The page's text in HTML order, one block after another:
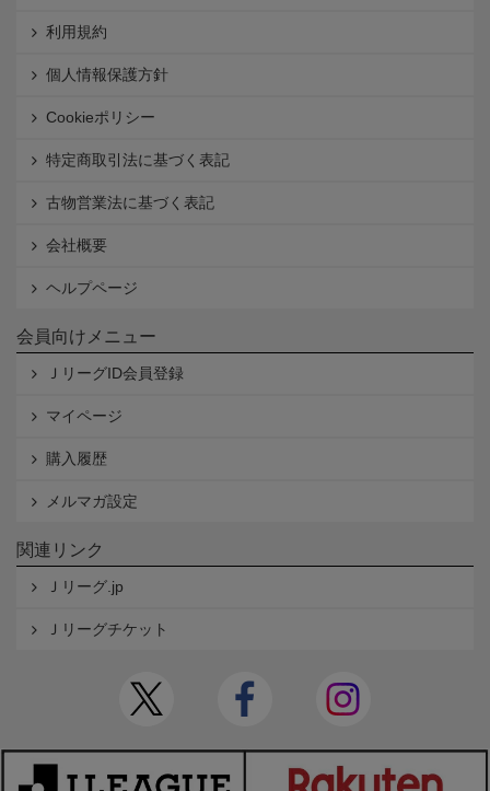
利用規約
個人情報保護方針
Cookieポリシー
特定商取引法に基づく表記
古物営業法に基づく表記
会社概要
ヘルプページ
会員向けメニュー
ＪリーグID会員登録
マイページ
購入履歴
メルマガ設定
関連リンク
Ｊリーグ.jp
Ｊリーグチケット